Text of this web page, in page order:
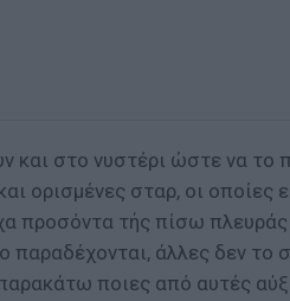
και στο νυστέρι ώστε να το
ορισμένες σταρ, οι οποίες
προσόντα τής πίσω πλευράς
παραδέχονται, άλλες δεν το
ποιες από αυτές